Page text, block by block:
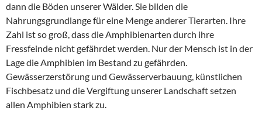
dann die Böden unserer Wälder. Sie bilden die
Nahrungsgrundlange für eine Menge anderer Tierarten. Ihre
Zahl ist so groß, dass die Amphibienarten durch ihre
Fressfeinde nicht gefährdet werden. Nur der Mensch ist in der
Lage die Amphibien im Bestand zu gefährden.
Gewässerzerstörung und Gewässerverbauung, künstlichen
Fischbesatz und die Vergiftung unserer Landschaft setzen
allen Amphibien stark zu.